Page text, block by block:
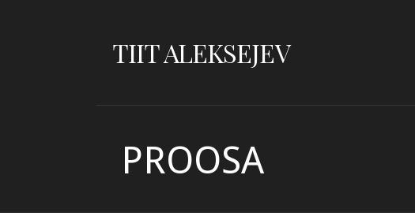
TIIT ALEKSEJEV
PROOSA